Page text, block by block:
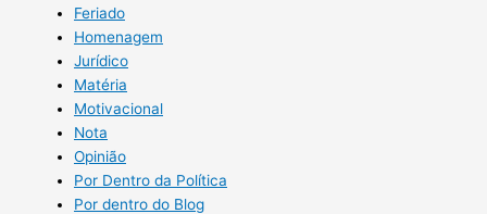
Feriado
Homenagem
Jurídico
Matéria
Motivacional
Nota
Opinião
Por Dentro da Política
Por dentro do Blog